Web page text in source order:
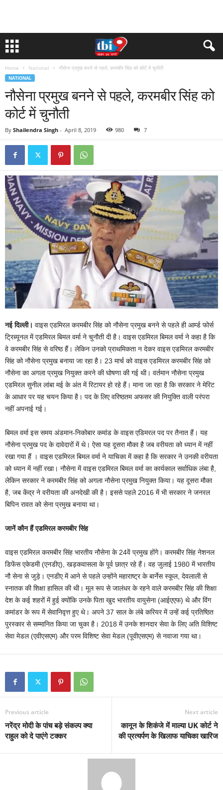
Home National नौसेना प्रमुख बनने से पहले, करमबीर सिंह को कोर्ट में चुनौती
NATIONAL
नौसेना प्रमुख बनने से पहले, करमबीर सिंह को
कोर्ट में चुनौती
By Shailendra Singh - April 8, 2019 980 7
नई दिल्ली। वाइस एडमिरल करमबीर सिंह को नौसेना प्रमुख बनने से पहले ही आर्म्ड फोर्स
ट्रिब्यूनल में एडमिरल बिमल वर्मा ने चुनौती दी है। वाइस एडमिरल बिमल वर्मा ने कहा है कि
वे करमबीर सिंह से वरिष्ठ हैं। लेकिन उनको प्राथमिकता न देकर वाइस एडमिरल करमबीर
सिंह को नौसेना प्रमुख बनाया जा रहा है। 23 मार्च को वाइस एडमिरल करमबीर सिंह को
नौसेना का अगला प्रमुख नियुक्त करने की घोषणा की गई थी। वर्तमान नौसेना प्रमुख
एडमिरल सुनील लांबा मई के अंत में रिटायर हो रहे हैं। माना जा रहा है कि सरकार ने मेरिट
के आधार पर यह चयन किया है। पद के लिए वरिष्ठतम अफसर की नियुक्ति वाली परंपरा
नहीं अपनाई गई।
बिमल वर्मा इस समय अंडमान-निकोबार कमांड के वाइस एडिमरल पद पर तैनात हैं। यह
नौसेना प्रमुख पद के दावेदारों में थे। ऐसा यह दूसरा मौका है जब वरीयता को ध्यान में नहीं
रखा गया हैं । वाइस एडमिरल बिमल वर्मा ने याचिका में कहा है कि सरकार ने उनकी वरीयता
को ध्यान में नहीं रखा। नौसेना में वाइस एडमिरल बिमल वर्मा का कार्यकाल सर्वाध‍िक लंबा है,
लेकिन सरकार ने करमबीर सिंह को अगला नौसेना प्रमुख नियुक्त किया। यह दूसरा मौका
है, जब केंद्र ने वरीयता की अनदेखी की है। इससे पहले 2016 में भी सरकार ने जनरल
बिपिन रावत को सेना प्रमुख बनाया था।
जानें कौन हैं एडमिरल करमबीर सिंह
वाइस एडमिरल करमबीर सिंह भारतीय नौसेना के 24वें प्रमुख होंगे। करमबीर सिंह नेशनल
डिफेंस एकेडमी (एनडीए), खड़कवासला के पूर्व छात्र रहे हैं। वह जुलाई 1980 में भारतीय
नौ सेना से जुड़े। एनडीए में आने से पहले उन्होंने महाराष्ट्र के बार्नेस स्कूल, देवलाली से
स्नातक की शिक्षा हासिल की थी। मूल रूप से जालंधर के रहने वाले करमबीर सिंह की शिक्षा
देश के कई शहरों में हुई क्योंकि उनके पिता खुद भारतीय वायुसेना (आईएएफ) थे और विंग
कमांडर के रूप में सेवानिवृत्त हुए थे। अपने 37 साल के लंबे करियर में उन्हें कई प्रतिष्ठित
पुरस्कार से सम्मानित किया जा चुका है। 2018 में उनके शानदार सेवा के लिए अति विशिष्ट
सेवा मेडल (एवीएसएम) और परम विशिष्ट सेवा मेडल (पूवीएसएम) से नवाजा गया था।
Previous article
नरेंद्र मोदी के पांच बड़े संकल्प क्या
राहुल को दे पाएंगे टक्कर
Next article
कानून के शिकंजे में माल्या UK कोर्ट ने
की प्रत्यर्पण के खिलाफ याचिका खारिज